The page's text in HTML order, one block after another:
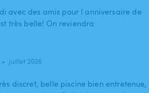
avec des amis pour l anniversaire de
très belle! On reviendra
• juillet 2026
discret, belle piscine bien entretenue,